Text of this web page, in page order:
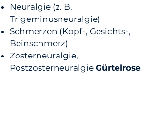
Neuralgie (z. B.
Trigeminusneuralgie)
Schmerzen (Kopf-, Gesichts-,
Beinschmerz)
Zosterneuralgie,
Postzosterneuralgie Gürtelrose